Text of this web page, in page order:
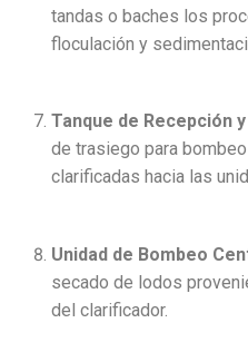
tandas o baches los
floculación y
Tanque de Recepción
de trasiego para
clarificadas hacia las
Unidad de Bombeo
secado de lodos
del clarificador.